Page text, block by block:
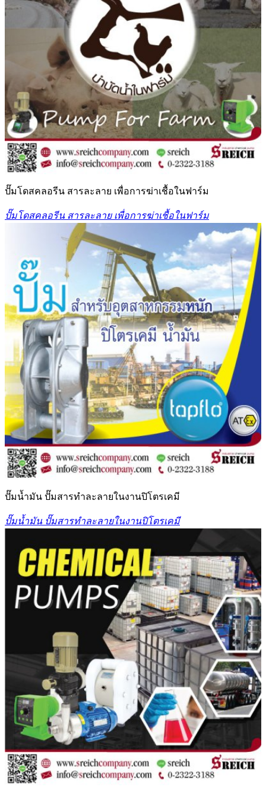
ปั๊มโดสคลอรีน สารละลาย เพื่อการฆ่าเชื้อในฟาร์ม
ปั๊มโดสคลอรีน สารละลาย เพื่อการฆ่าเชื้อในฟาร์ม
ปั๊มน้ำมัน ปั๊มสารทำละลายในงานปิโตรเคมี
ปั๊มน้ำมัน ปั๊มสารทำละลายในงานปิโตรเคมี